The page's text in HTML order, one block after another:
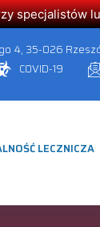
specjalistów
4, 35-026
COVID-19
LECZNICZA